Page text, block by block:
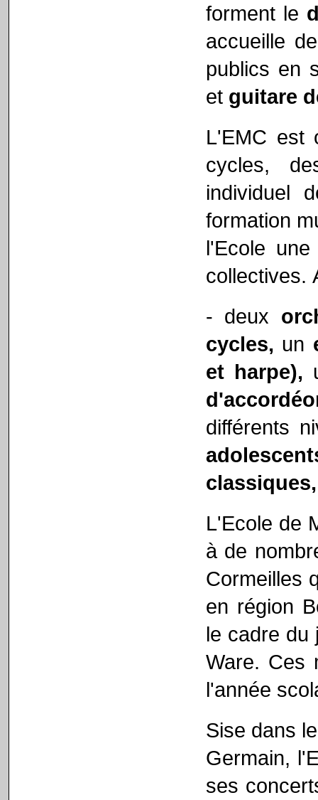
forment le
accueille
publics en
etguitare
L'EMC est
cycles,
individuel
formation
l'Ecole
collectives.
- deux
cycles, un
et harpe),
différents
L'Ecole de
à de
Cormeilles
en région
le cadre du
Ware. Ces
l'année
Sise dans
Germain,
ses